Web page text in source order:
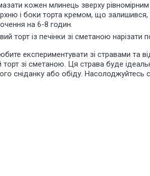
кожен млинець зверху
і боки торта кремом, що
на 6-8 годин.
торт із печінки зі сметаною
експериментувати зі стравами та
торт зі сметаною. Ця страва буде
сніданку або обіду. Насолоджуйтесь